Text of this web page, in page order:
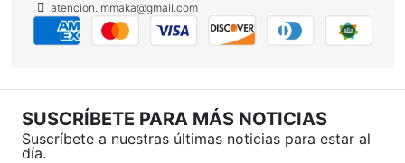
atencion.immaka@gmail.com
SUSCRÍBETE PARA MÁS NOTICIAS
Suscríbete a nuestras últimas noticias para estar al
día.